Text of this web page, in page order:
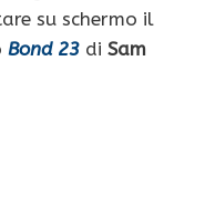
su schermo il
Bond 23 di Sam